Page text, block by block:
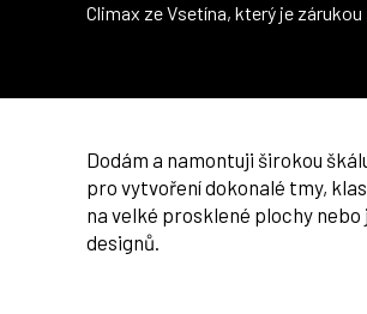
Climax ze Vsetína, který je
Dodám a namontuji širokou
pro vytvoření dokonalé tmy,
na velké prosklené plochy nebo
designů.